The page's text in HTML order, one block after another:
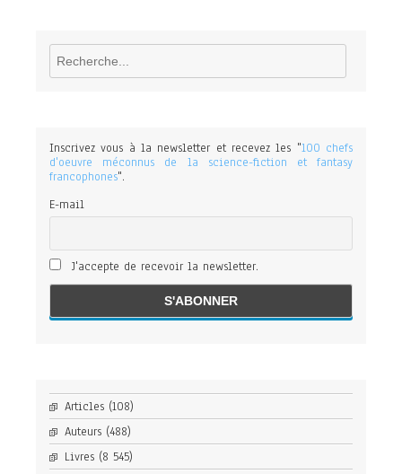
Rechercher
Inscrivez vous à la newsletter et recevez les "100 chefs
d'oeuvre méconnus de la science-fiction et fantasy
francophones".
E-mail
J'accepte de recevoir la newsletter.
Articles (108)
Auteurs (488)
Livres (8 545)